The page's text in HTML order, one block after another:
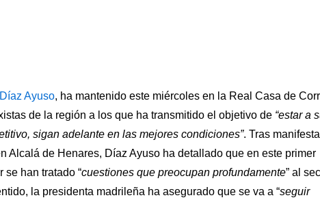
Ayuso, ha mantenido este miércoles en la Real Casa de
de la región a los que ha transmitido el objetivo de “estar a
sigan adelante en las mejores condiciones”. Tras
Alcalá de Henares, Díaz Ayuso ha detallado que en este primer
han tratado “cuestiones que preocupan profundamente” al
la presidenta madrileña ha asegurado que se va a “seguir